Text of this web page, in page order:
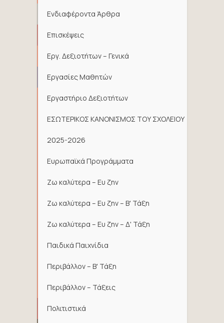
Ενδιαφέροντα Άρθρα
Επισκέψεις
Εργ. Δεξιοτήτων – Γενικά
Εργασίες Μαθητών
Εργαστήριο Δεξιοτήτων
ΕΣΩΤΕΡΙΚΟΣ ΚΑΝΟΝΙΣΜΟΣ ΤΟΥ ΣΧΟΛΕΙΟΥ
2025-2026
Ευρωπαϊκά Προγράμματα
Ζω καλύτερα – Ευ ζην
Ζω καλύτερα – Ευ ζην – Β' Τάξη
Ζω καλύτερα – Ευ ζην – Δ' Τάξη
Παιδικά Παιχνίδια
Περιβάλλον – Β' Τάξη
Περιβάλλον – Τάξεις
Πολιτιστικά